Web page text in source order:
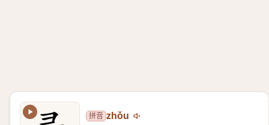
拼音 zhǒu